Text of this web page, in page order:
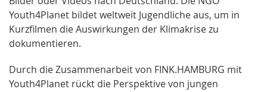
Youth4Planet bildet weltweit Jugendliche aus, um in
Kurzﬁlmen die Auswirkungen der Klimakrise zu
dokumentieren.
Durch die Zusammenarbeit von FINK.HAMBURG mit
Youth4Planet rückt die Perspektive von jungen